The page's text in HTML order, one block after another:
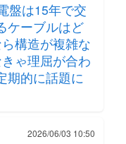
盤は15年で交
ケーブルはど
構造が複雑な
ゃ理屈が合わ
期的に話題に
2026/06/03 10:50